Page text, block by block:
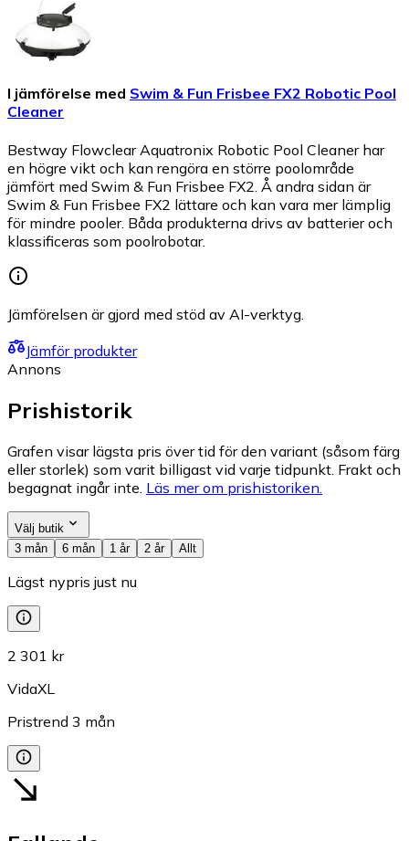
I jämförelse med Swim & Fun Frisbee FX2 Robotic Pool
Cleaner
Bestway Flowclear Aquatronix Robotic Pool Cleaner har
en högre vikt och kan rengöra en större poolområde
jämfört med Swim & Fun Frisbee FX2. Å andra sidan är
Swim & Fun Frisbee FX2 lättare och kan vara mer lämplig
för mindre pooler. Båda produkterna drivs av batterier och
klassificeras som poolrobotar.
Jämförelsen är gjord med stöd av AI-verktyg.
Jämför produkter
Annons
Prishistorik
Grafen visar lägsta pris över tid för den variant (såsom färg
eller storlek) som varit billigast vid varje tidpunkt. Frakt och
begagnat ingår inte. Läs mer om prishistoriken.
Välj butik
3 mån
6 mån 1 år 2 år Allt
Lägst nypris just nu
2 301 kr
VidaXL
Pristrend 3 mån